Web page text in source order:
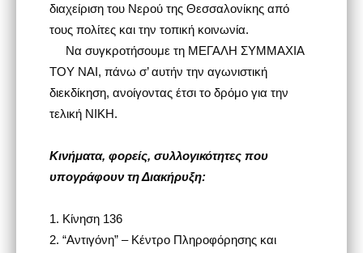
διαχείριση του Νερού της Θεσσαλονίκης από
τους πολίτες και την τοπική κοινωνία.
Να συγκροτήσουμε τη ΜΕΓΑΛΗ ΣΥΜΜΑΧΙΑ
ΤΟΥ ΝΑΙ, πάνω σ’ αυτήν την αγωνιστική
διεκδίκηση, ανοίγοντας έτσι το δρόμο για την
τελική ΝΙΚΗ.
Κινήματα, φορείς, συλλογικότητες που
υπογράφουν τη Διακήρυξη:
1. Κίνηση 136
2. “Αντιγόνη” – Κέντρο Πληροφόρησης και